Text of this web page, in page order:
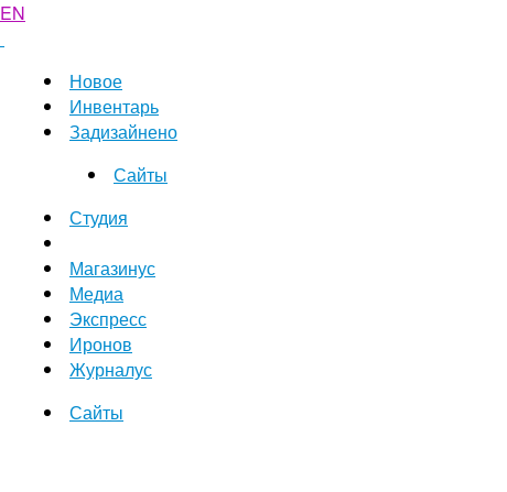
EN
Новое
Инвентарь
Задизайнено
Сайты
Студия
Магазинус
Медиа
Экспресс
Иронов
Журналус
Сайты